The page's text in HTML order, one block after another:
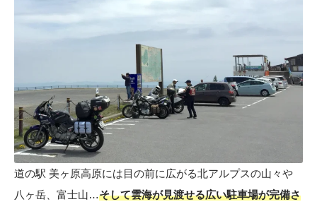
道の駅 美ヶ原高原には目の前に広がる北アルプスの山々や
八ヶ岳、富士山…そして雲海が見渡せる広い駐車場が完備さ